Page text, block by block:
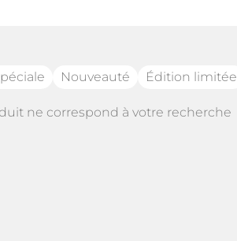
Nouveauté Édition limitée
ne correspond à votre recherche